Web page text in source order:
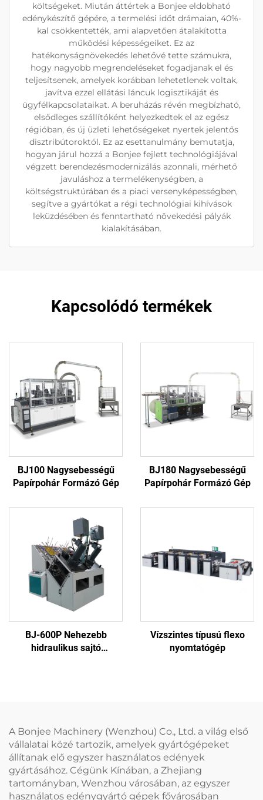
költségeket. Miután áttértek a Bonjee eldobható
edénykészítő gépére, a termelési időt drámaian, 40%-
kal csökkentették, ami alapvetően átalakította
működési képességeiket. Ez az
hatékonyságnövekedés lehetővé tette számukra,
hogy nagyobb megrendeléseket fogadjanak el és
teljesítsenek, amelyek korábban lehetetlenek voltak,
javítva ezzel ellátási láncuk logisztikáját és
ügyfélkapcsolataikat. A beruházás révén megbízható,
elsődleges szállítóként helyezkedtek el az egész
régióban, és új üzleti lehetőségeket nyertek jelentős
disztribútoroktól. Ez az esettanulmány bemutatja,
hogyan járul hozzá a Bonjee fejlett technológiájával
végzett berendezésmodernizálás azonnali, mérhető
javuláshoz a termelékenységben, a
költségstruktúrában és a piaci versenyképességben,
segítve a gyártókat a régi technológiai kihívások
leküzdésében és fenntartható növekedési pályák
kialakításában.
Kapcsolódó termékek
BJ100 Nagysebességű
Papírpohár Formázó Gép
BJ180 Nagysebességű
Papírpohár Formázó Gép
BJ-600P Nehezebb
hidraulikus sajtó
Vízszintes típusú flexo
nyomtatógép
A Bonjee Machinery (Wenzhou) Co., Ltd. a világ első
vállalatai közé tartozik, amelyek gyártógépeket
állítanak elő egyszer használatos edények
gyártásához. Cégünk Kínában, a Zhejiang
tartományban, Wenzhou városában, az egyszer
használatos edénygyártó gépek fővárosában